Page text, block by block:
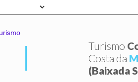
Turismo
Costa da
(Baixada